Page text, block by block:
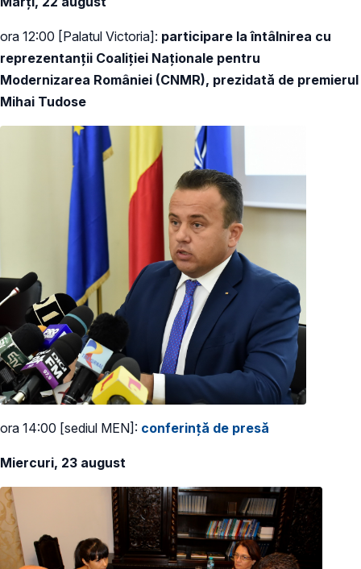
ora 12:00 [Palatul Victoria]: participare la întâlnirea cu
reprezentanții Coaliției Naționale pentru
Modernizarea României (CNMR), prezidată de premierul
Mihai Tudose
ora 14:00 [sediul MEN]: conferință de presă
Miercuri, 23 august